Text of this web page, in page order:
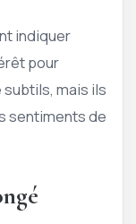
indiquer
pour
subtils, mais ils
sentiments de